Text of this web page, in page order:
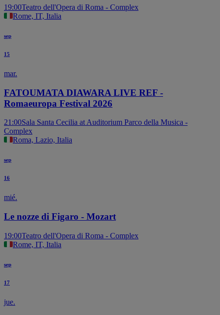
19:00Teatro dell'Opera di Roma - Complex
Rome, IT, Italia
sep
15
mar.
FATOUMATA DIAWARA LIVE REF -
Romaeuropa Festival 2026
21:00Sala Santa Cecilia at Auditorium Parco della Musica -
Complex
Roma, Lazio, Italia
sep
16
mié.
Le nozze di Figaro - Mozart
19:00Teatro dell'Opera di Roma - Complex
Rome, IT, Italia
sep
17
jue.